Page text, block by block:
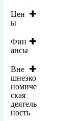
Цен
ы
Фин
ансы
Вне
шнеэко
номиче
ская
деятель
ность